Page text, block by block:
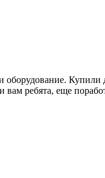
оборудование.
вам ребята, еще